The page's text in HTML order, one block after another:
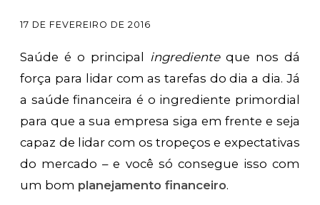
17 DE FEVEREIRO DE 2016
Saúde é o principal ingrediente que nos dá
força para lidar com as tarefas do dia a dia. Já
a saúde financeira é o ingrediente primordial
para que a sua empresa siga em frente e seja
capaz de lidar com os tropeços e expectativas
do mercado – e você só consegue isso com
um bom planejamento financeiro.